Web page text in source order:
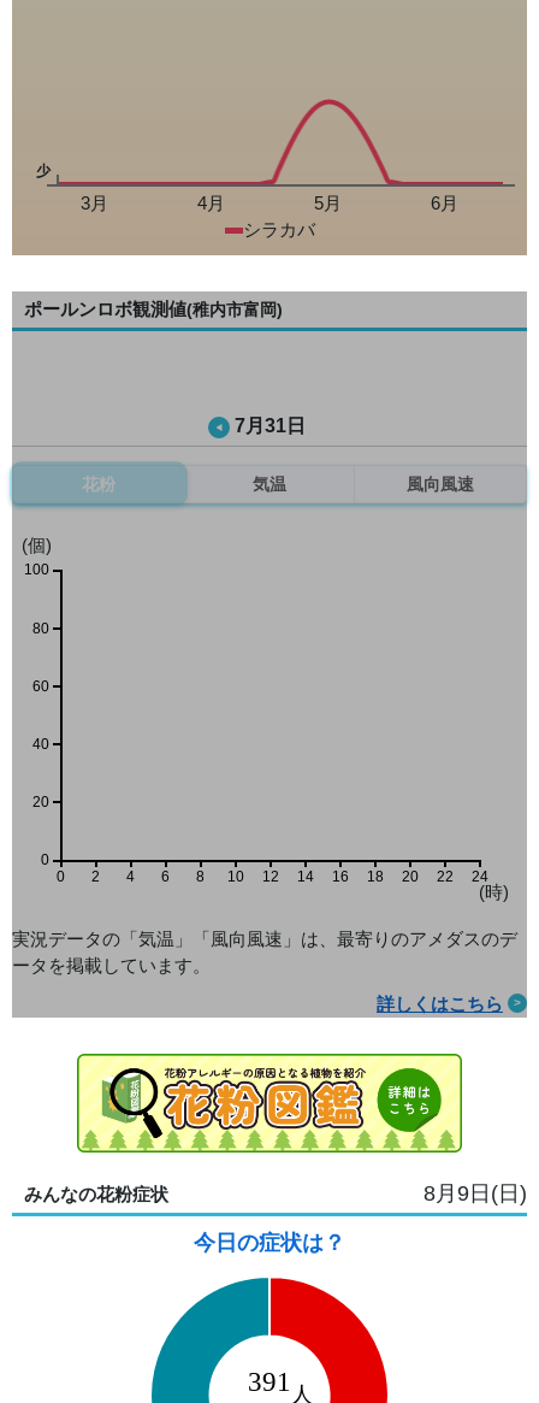
少
3月 4月 5月
6月
シラカバ
ポールンロボ観測値(稚内市富岡)
7月31日
花粉 気温 風向風速
0 2 4 6 8 10 12 14 16 18 20 22 24
(個)
(時)
0
20
40
60
80
100
実況データの「気温」「風向風速」は、最寄りのアメダスのデ
ータを掲載しています。
詳しくはこちら
みんなの花粉症状 8月9日(日)
今日の症状は？